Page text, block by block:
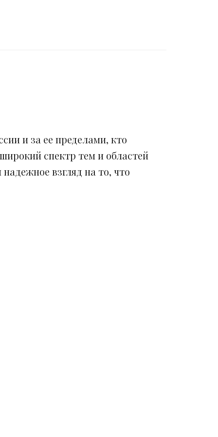
и за ее пределами, кто
спектр тем и областей
взгляд на то, что